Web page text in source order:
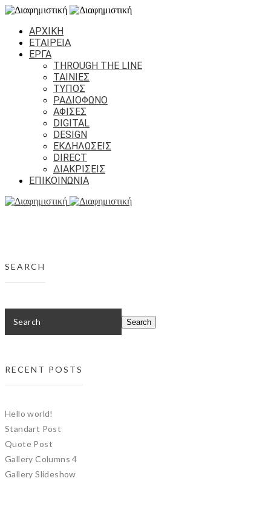
ΑΡΧΙΚΗ
ΕΤΑΙΡΕΙΑ
ΕΡΓΑ
THROUGH THE LINE
ΤΑΙΝΙΕΣ
ΤΥΠΟΣ
ΡΑΔΙΟΦΩΝΟ
ΑΦΙΣΕΣ
DIGITAL
DESIGN
ΕΚΔΗΛΩΣΕΙΣ
DIRECT
ΔΙΑΚΡΙΣΕΙΣ
ΕΠΙΚΟΙΝΩΝΙΑ
SEARCH
RECENT POSTS
Hello world!
Standart Post
Quote Post
Gallery Columns 4
Gallery Slideshow